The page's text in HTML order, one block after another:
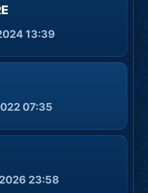
13:39
07:35
23:58